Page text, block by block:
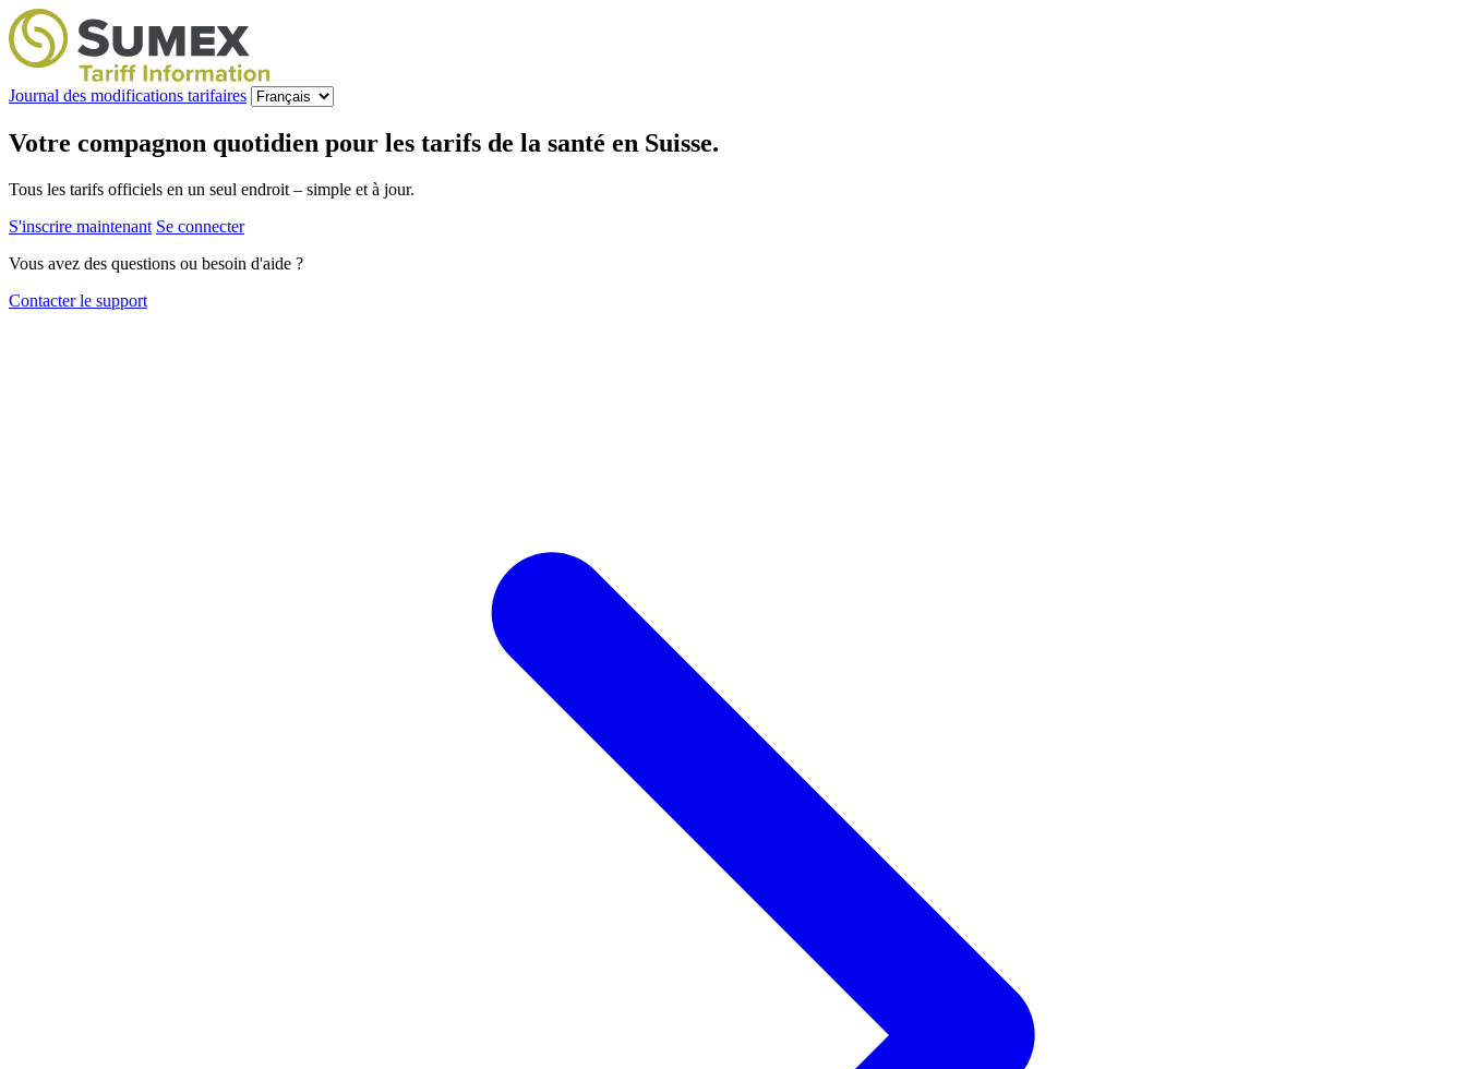
Journal des modifications tarifaires
Votre compagnon quotidien pour les tarifs de la santé en Suisse.
Tous les tarifs officiels en un seul endroit – simple et à jour.
S'inscrire maintenant Se connecter
Vous avez des questions ou besoin d'aide ?
Contacter le support